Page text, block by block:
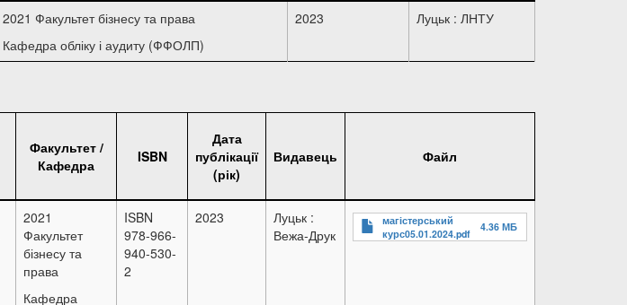
2021 Факультет бізнесу та права
Кафедра обліку і аудиту (ФФОЛП)
2023 Луцьк : ЛНТУ
Факультет /
Кафедра
ISBN
Дата
публікації
(рік)
Видавець Файл
2021
Факультет
бізнесу та
права
Кафедра
ISBN
978-966-
940-530-
2
2023
Луцьк :
Вежа-Друк
магістерський
курс05.01.2024.pdf
4.36 МБ